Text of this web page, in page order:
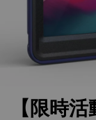
【限時